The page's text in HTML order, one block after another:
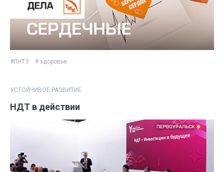
#ПНТЗ # здоровье
УСТОЙЧИВОЕ РАЗВИТИЕ
НДТ в действии